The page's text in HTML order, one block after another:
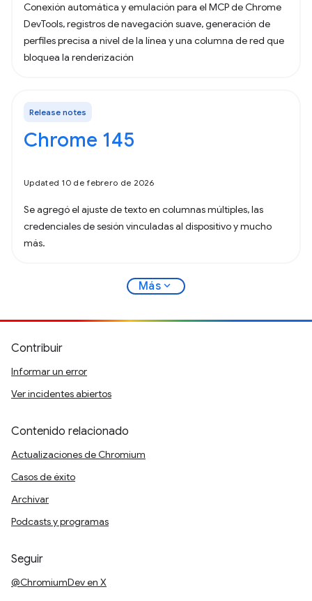
Conexión automática y emulación para el MCP de Chrome
DevTools, registros de navegación suave, generación de
perfiles precisa a nivel de la línea y una columna de red que
bloquea la renderización
Release notes
Chrome 145
Updated 10 de febrero de 2026
Se agregó el ajuste de texto en columnas múltiples, las
credenciales de sesión vinculadas al dispositivo y mucho
más.
Más expand_more
Contribuir
Informar un error
Ver incidentes abiertos
Contenido relacionado
Actualizaciones de Chromium
Casos de éxito
Archivar
Podcasts y programas
Seguir
@ChromiumDev en X